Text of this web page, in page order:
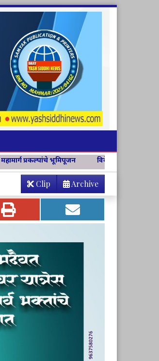
विवेक विचार मंच जिल्हा संयोजिकापदी अश्विनी
Archive
Clip